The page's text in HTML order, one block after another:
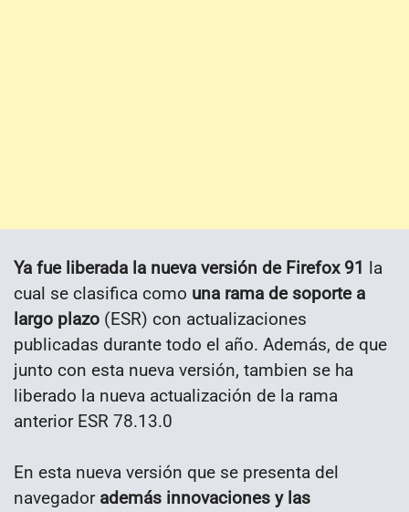
Ya fue liberada la nueva versión de Firefox 91 la
cual se clasifica como una rama de soporte a
largo plazo (ESR) con actualizaciones
publicadas durante todo el año. Además, de que
junto con esta nueva versión, tambien se ha
liberado la nueva actualización de la rama
anterior ESR 78.13.0
En esta nueva versión que se presenta del
navegador además innovaciones y las